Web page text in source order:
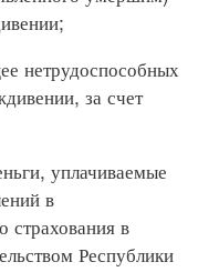
нетрудоспособных
за счет
уплачиваемые
в
страхования в
Республики